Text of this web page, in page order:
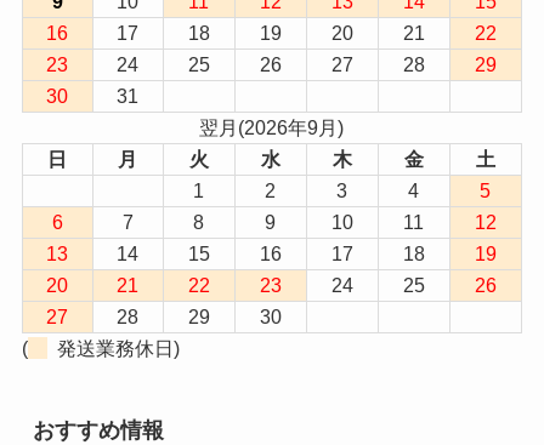
16
17 18 19 20 21
22
23
24 25 26 27 28
29
30
31
翌月(2026年9月)
日
月 火 水 木 金
土
1
2 3 4
5
6
7 8 9 10 11
12
13
14 15 16 17 18
19
20
21 22 23 24 25
26
27
28 29
30
(
発送業務休日)
おすすめ情報